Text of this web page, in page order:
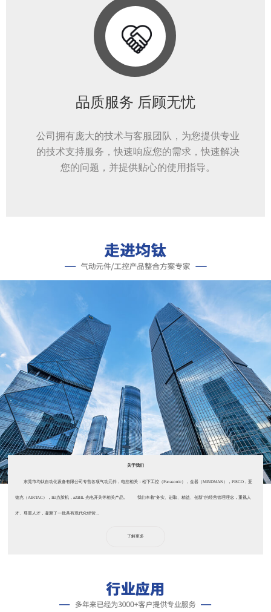
品质服务 后顾无忧
公司拥有庞大的技术与客服团队，为您提供专业
的技术支持服务，快速响应您的需求，快速解决
您的问题，并提供贴心的使用指导。
关于我们
东莞市均钛自动化设备有限公司专营各项气动元件，电控相关：松下工控（Panasonic），金器（MINDMAN），PISCO，亚
德克（AIRTAC），IEI点胶机，aZBIL 光电开关等相关产品。 我们本着“务实、进取、精益、创新”的经营管理理念，重视人
才、尊重人才，凝聚了一批具有现代化经营...
了解更多